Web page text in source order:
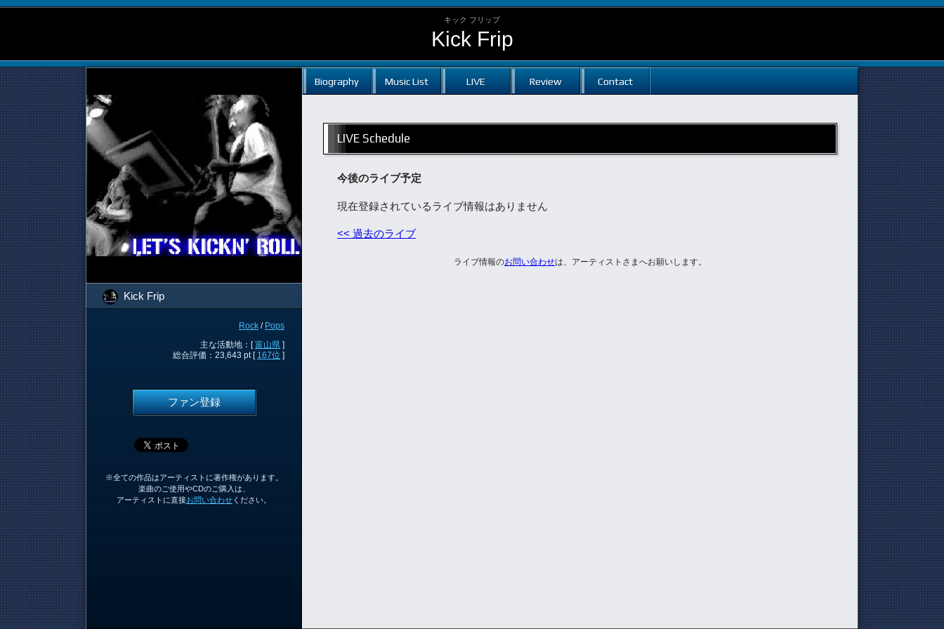
キック フリップ
Kick Frip
Kick Frip
Rock / Pops
主な活動地：[富山県 ]
総合評価：23,643 pt [ 167位 ]
ファン登録
※全ての作品はアーティストに著作権があります。
楽曲のご使用やCDのご購入は、
アーティストに直接お問い合わせ ください。
Biography Music List LIVE Review Contact
LIVE Schedule
今後のライブ予定
現在登録されているライブ情報はありません
<< 過去のライブ
ライブ情報のお問い合わせは、アーティストさまへお願いします。